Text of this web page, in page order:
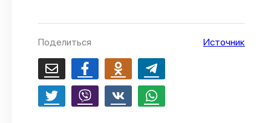
Поделиться Источник